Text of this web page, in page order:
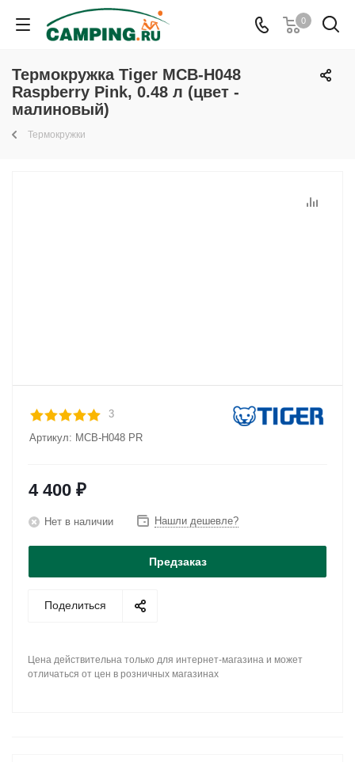
0
Термокружка Tiger MCB-H048
Raspberry Pink, 0.48 л (цвет -
малиновый)
Термокружки
3
Артикул: MCB-H048 PR
4 400 ₽
Нет в наличии Нашли дешевле?
Предзаказ
Поделиться
Цена действительна только для интернет-магазина и может
отличаться от цен в розничных магазинах